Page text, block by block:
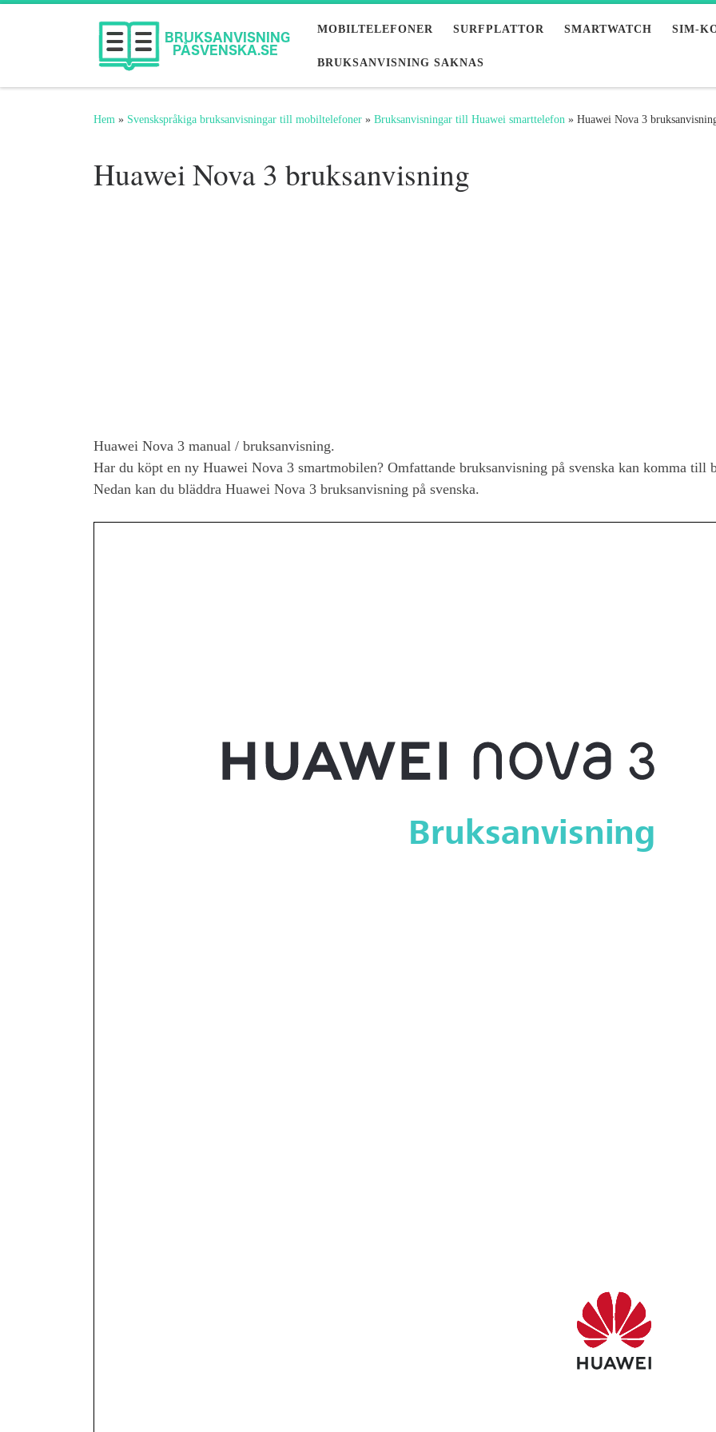
Hoppa till innehåll
MOBILTELEFONER SURFPLATTOR SMARTWATCH SIM-
BRUKSANVISNING SAKNAS
Hem » Svenskspråkiga bruksanvisningar till mobiltelefoner » Bruksanvisningar till Huawei smarttelefon » Huawei Nova 3
Huawei Nova 3 bruksanvisning
Huawei Nova 3 manual / bruksanvisning.
Har du köpt en ny Huawei Nova 3 smartmobilen? Omfattande bruksanvisning på svenska kan komma till
Nedan kan du bläddra Huawei Nova 3 bruksanvisning på svenska.